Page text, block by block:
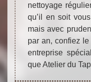
nettoyage
qu’il en soit
mais avec
par an, confiez
entreprise
que Atelier du